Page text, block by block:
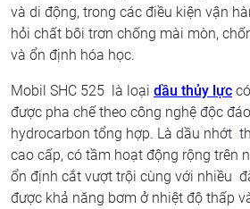
và di động, trong các điều kiện vận
hỏi chất bôi trơn chống mài mòn,
và ổn định hóa học.
Mobil SHC 525 là loại dầu thủy lực
được pha chế theo công nghệ độc
hydrocarbon tổng hợp. Là dầu nhớt
cao cấp, có tầm hoạt động rộng trên
ổn định cắt vượt trội cùng với nhiều
được khả năng bơm ở nhiệt độ thấp